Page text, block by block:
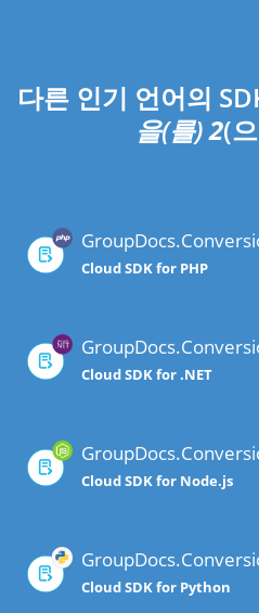
다른 인기 언어의
을(를)2(
Cloud SDK for PHP
Cloud SDK for .NET
Cloud SDK for Node.js
Cloud SDK for Python